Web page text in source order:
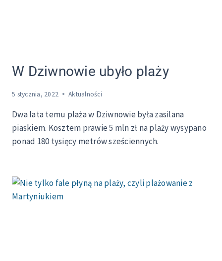
W Dziwnowie ubyło plaży
5 stycznia, 2022 Aktualności
Dwa lata temu plaża w Dziwnowie była zasilana
piaskiem. Kosztem prawie 5 mln zł na plaży wysypano
ponad 180 tysięcy metrów sześciennych.